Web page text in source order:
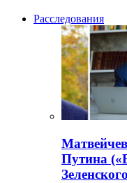
Расследования
Путина